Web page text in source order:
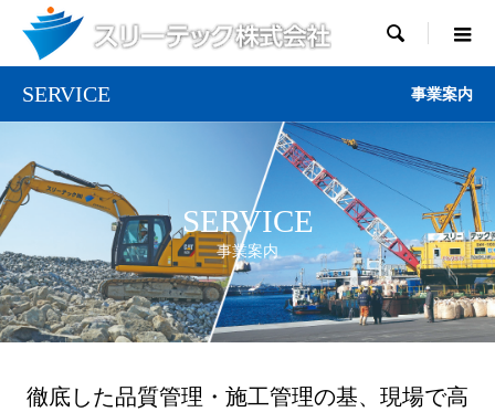

SERVICE 事業案内
SERVICE
事業案内
徹底した品質管理・施工管理の基、現場で高